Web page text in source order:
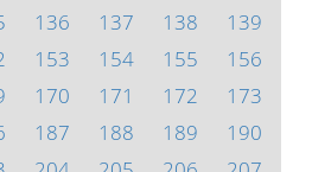
136 137 138
139
153 154 155
156
170 171 172
173
187 188 189
190